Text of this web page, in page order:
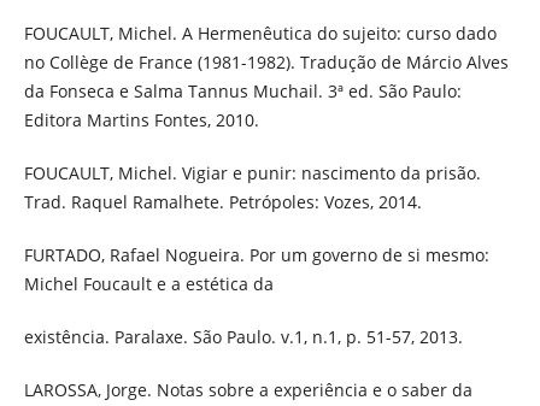
FOUCAULT, Michel. A Hermenêutica do sujeito: curso dado
no Collège de France (1981-1982). Tradução de Márcio Alves
da Fonseca e Salma Tannus Muchail. 3ª ed. São Paulo:
Editora Martins Fontes, 2010.
FOUCAULT, Michel. Vigiar e punir: nascimento da prisão.
Trad. Raquel Ramalhete. Petrópoles: Vozes, 2014.
FURTADO, Rafael Nogueira. Por um governo de si mesmo:
Michel Foucault e a estética da
existência. Paralaxe. São Paulo. v.1, n.1, p. 51-57, 2013.
LAROSSA, Jorge. Notas sobre a experiência e o saber da